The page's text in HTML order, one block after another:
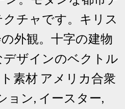
チャです。キリス
外観。十字の建物
ザインのベクトル
素材 アメリカ合衆
ョン, イースター,